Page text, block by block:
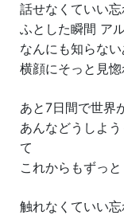
話せなくていい
ふとした瞬間 ア
なんにも知らな
横顔にそっと見
あと7日間で世界
あんなどうしよ
て
これからもずっと
触れなくていい